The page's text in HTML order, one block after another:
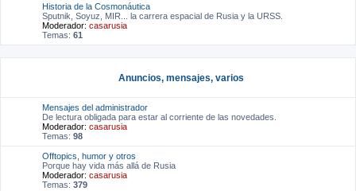
Historia de la Cosmonáutica
Sputnik, Soyuz, MIR... la carrera espacial de Rusia y la URSS.
Moderador: casarusia
Temas: 61
Anuncios, mensajes, varios
Mensajes del administrador
De lectura obligada para estar al corriente de las novedades.
Moderador: casarusia
Temas: 98
Offtopics, humor y otros
Porque hay vida más allá de Rusia
Moderador: casarusia
Temas: 379